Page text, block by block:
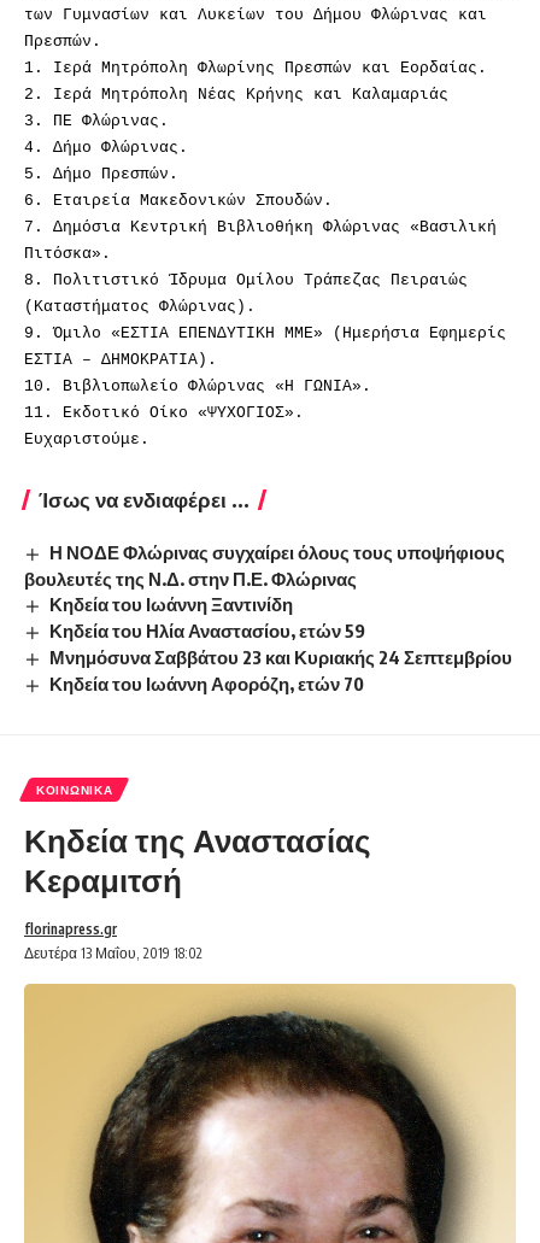
των Γυμνασίων και Λυκείων του Δήμου Φλώρινας και
Πρεσπών.
1. Ιερά Μητρόπολη Φλωρίνης Πρεσπών και Εορδαίας.
2. Ιερά Μητρόπολη Νέας Κρήνης και Καλαμαριάς
3. ΠΕ Φλώρινας.
4. Δήμο Φλώρινας.
5. Δήμο Πρεσπών.
6. Εταιρεία Μακεδονικών Σπουδών.
7. Δημόσια Κεντρική Βιβλιοθήκη Φλώρινας «Βασιλική
Πιτόσκα».
8. Πολιτιστικό Ίδρυμα Ομίλου Τράπεζας Πειραιώς
(Καταστήματος Φλώρινας).
9. Όμιλο «ΕΣΤΙΑ ΕΠΕΝΔΥΤΙΚΗ ΜΜΕ» (Ημερήσια Εφημερίς
ΕΣΤΙΑ – ΔΗΜΟΚΡΑΤΙΑ).
10. Βιβλιοπωλείο Φλώρινας «Η ΓΩΝΙΑ».
11. Εκδοτικό Οίκο «ΨΥΧΟΓΙΟΣ».
Ευχαριστούμε.
Ίσως να ενδιαφέρει ...
Η ΝΟΔΕ Φλώρινας συγχαίρει όλους τους υποψήφιους
βουλευτές της Ν.Δ. στην Π.Ε. Φλώρινας
Κηδεία του Ιωάννη Ξαντινίδη
Κηδεία του Ηλία Αναστασίου, ετών 59
Μνημόσυνα Σαββάτου 23 και Κυριακής 24 Σεπτεμβρίου
Κηδεία του Ιωάννη Αφορόζη, ετών 70
ΚΟΙΝΩΝΙΚΆ
Κηδεία της Αναστασίας
Κεραμιτσή
Δευτέρα 13 Μαΐου, 2019 18:02
florinapress.gr